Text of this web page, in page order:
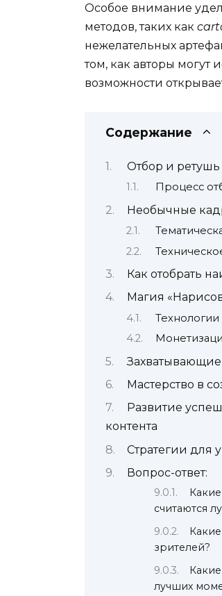
Особое внимание
методов, таких как
нежелательных
том, как авторы могут
возможности
Содержание
Отбор и
Процесс
Необычные
Как отобрать
Магия
Захватывающие
Мастерство в
Развитие
контента
Стратегии для
Вопрос-ответ:
считаются
зрителей?
лучших